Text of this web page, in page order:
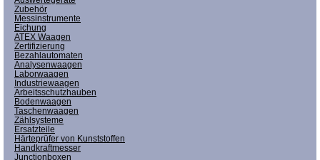
Zubehör
Messinstrumente
Eichung
ATEX Waagen
Zertifizierung
Bezahlautomaten
Analysenwaagen
Laborwaagen
Industriewaagen
Arbeitsschutzhauben
Bodenwaagen
Taschenwaagen
Zählsysteme
Ersatzteile
Härteprüfer von Kunststoffen
Handkraftmesser
Junctionboxen